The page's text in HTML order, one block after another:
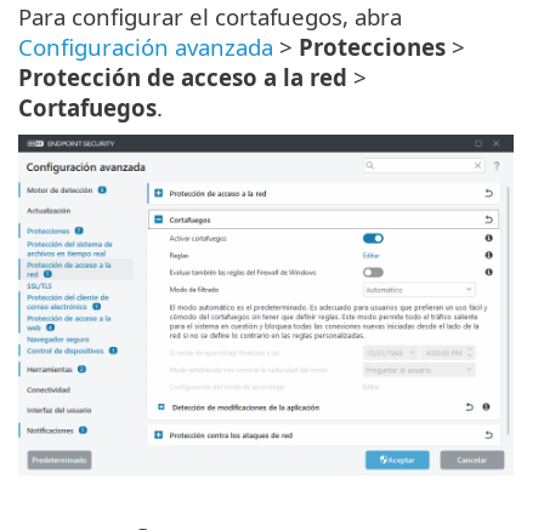
Para configurar el cortafuegos, abra
Configuración avanzada > Protecciones >
Protección de acceso a la red >
Cortafuegos.